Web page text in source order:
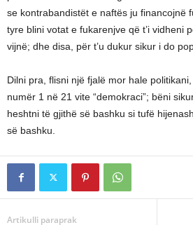
se kontrabandistët e naftës ju financojnë
tyre blini votat e fukarenjve që t’i vidheni
vijnë; dhe disa, për t’u dukur sikur i do
Dilni pra, flisni një fjalë mor hale
numër 1 në 21 vite “demokraci”; bëni
heshtni të gjithë së bashku si tufë
së bashku.
Artikulli paraprak